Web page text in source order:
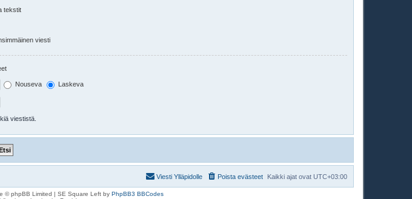
tekstit
viesti
Nouseva Laskeva
viestistä.
Kaikki ajat ovat UTC+03:00
Poista evästeet
Viesti Ylläpidolle
© phpBB Limited | SE Square Left by PhpBB3 BBCodes